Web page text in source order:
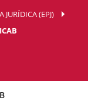
JURÍDICA (EPJ)